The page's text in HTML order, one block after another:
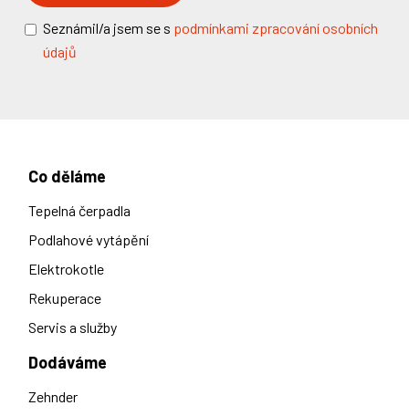
Seznámil/a jsem se s podmínkami zpracování osobních
údajů
Co děláme
Tepelná čerpadla
Podlahové vytápění
Elektrokotle
Rekuperace
Servis a služby
Dodáváme
Zehnder